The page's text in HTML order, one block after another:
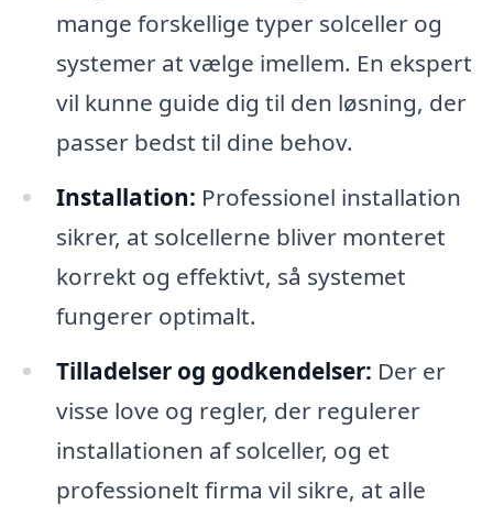
mange forskellige typer solceller og
systemer at vælge imellem. En ekspert
vil kunne guide dig til den løsning, der
passer bedst til dine behov.
Installation: Professionel installation
sikrer, at solcellerne bliver monteret
korrekt og effektivt, så systemet
fungerer optimalt.
Tilladelser og godkendelser: Der er
visse love og regler, der regulerer
installationen af solceller, og et
professionelt firma vil sikre, at alle